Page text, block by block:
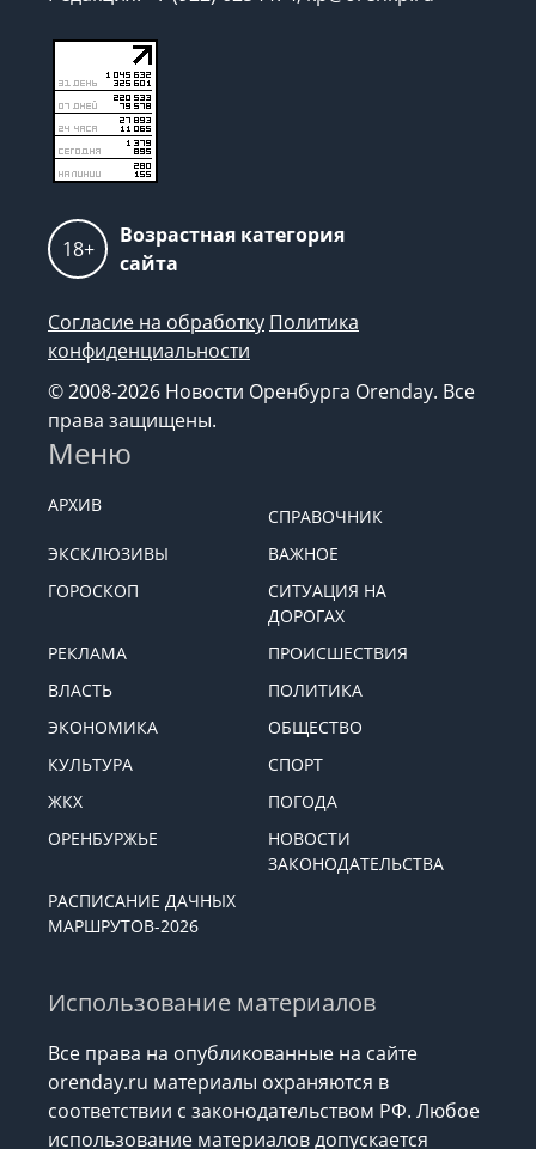
18+
Возрастная категория
сайта
Согласие на обработку Политика
конфиденциальности
© 2008-2026 Новости Оренбурга Orenday. Все
права защищены.
Меню
АРХИВ
СПРАВОЧНИК
ЭКСКЛЮЗИВЫ
ВАЖНОЕ
ГОРОСКОП
СИТУАЦИЯ НА
ДОРОГАХ
РЕКЛАМА
ПРОИСШЕСТВИЯ
ВЛАСТЬ
ПОЛИТИКА
ЭКОНОМИКА
ОБЩЕСТВО
КУЛЬТУРА
СПОРТ
ЖКХ
ПОГОДА
ОРЕНБУРЖЬЕ
НОВОСТИ
ЗАКОНОДАТЕЛЬСТВА
РАСПИСАНИЕ ДАЧНЫХ
МАРШРУТОВ-2026
Использование материалов
Все права на опубликованные на сайте
orenday.ru материалы охраняются в
соответствии с законодательством РФ. Любое
использование материалов допускается